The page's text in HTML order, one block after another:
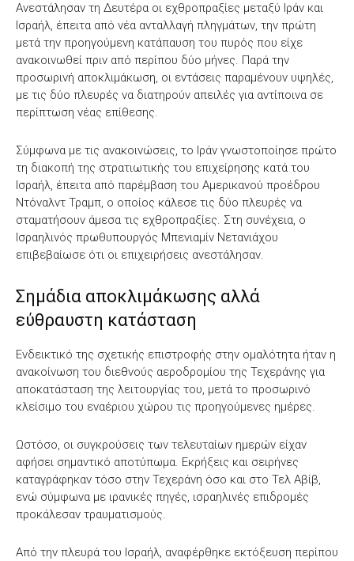
Ανεστάλησαν τη Δευτέρα οι εχθροπραξίες μεταξύ Ιράν και
Ισραήλ, έπειτα από νέα ανταλλαγή πληγμάτων, την πρώτη
μετά την προηγούμενη κατάπαυση του πυρός που είχε
ανακοινωθεί πριν από περίπου δύο μήνες. Παρά την
προσωρινή αποκλιμάκωση, οι εντάσεις παραμένουν υψηλές,
με τις δύο πλευρές να διατηρούν απειλές για αντίποινα σε
περίπτωση νέας επίθεσης.
Σύμφωνα με τις ανακοινώσεις, το Ιράν γνωστοποίησε πρώτο
τη διακοπή της στρατιωτικής του επιχείρησης κατά του
Ισραήλ, έπειτα από παρέμβαση του Αμερικανού προέδρου
Ντόναλντ Τραμπ, ο οποίος κάλεσε τις δύο πλευρές να
σταματήσουν άμεσα τις εχθροπραξίες. Στη συνέχεια, ο
Ισραηλινός πρωθυπουργός Μπενιαμίν Νετανιάχου
επιβεβαίωσε ότι οι επιχειρήσεις ανεστάλησαν.
Σημάδια αποκλιμάκωσης αλλά
εύθραυστη κατάσταση
Ενδεικτικό της σχετικής επιστροφής στην ομαλότητα ήταν η
ανακοίνωση του διεθνούς αεροδρομίου της Τεχεράνης για
αποκατάσταση της λειτουργίας του, μετά το προσωρινό
κλείσιμο του εναέριου χώρου τις προηγούμενες ημέρες.
Ωστόσο, οι συγκρούσεις των τελευταίων ημερών είχαν
αφήσει σημαντικό αποτύπωμα. Εκρήξεις και σειρήνες
καταγράφηκαν τόσο στην Τεχεράνη όσο και στο Τελ Αβίβ,
ενώ σύμφωνα με ιρανικές πηγές, ισραηλινές επιδρομές
προκάλεσαν τραυματισμούς.
Από την πλευρά του Ισραήλ, αναφέρθηκε εκτόξευση περίπου